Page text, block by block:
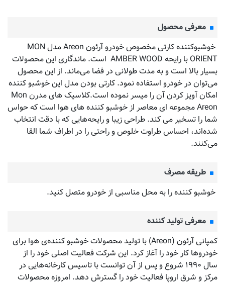
معرفی محصول
خوشبوکننده کارتی مخصوص خودرو آرئون Areon مدل MON
ORIENT با رایحه AMBER WOOD است. ماندگاری این محصولات
بسیار بالا است و به مدت طولانی در فضا می‌ماند. از این محصول
می‌توان در خودرو استفاده نمود. کارتی بودن مدل این خوشبو کننده
امکان آویز کردن آن را میسر نموده است.کلاسیک های مدرن Mon
Areon مجموعه ای معاصر از خوشبو کننده های هوا است که حواس
شما را تسخیر می کند. طراحی زیبا و رایحه‌هایی که با دقت انتخاب
شده‌اند، احساس طراوت خلوص و راحتی را در اطراف شما القا
می‌کنند.
طریقه مصرف
خوشبو کننده را به محل مناسبی از خودرو متصل کنید.
معرفی تولید کننده
کمپانی آرئون (Areon) با تولید محصولات خوشبو کننده‌‌ی هوا برای
خودروها کار خود را آغاز کرد. این شرکت فعالیت اصلی خود را از
سال ۱۹۹۰ شروع و پس از آن توانست با تاسیس کارخانه‌هایی در
مرکز و شرق اروپا فعالیت خود را گسترش دهد. امروزه محصولات